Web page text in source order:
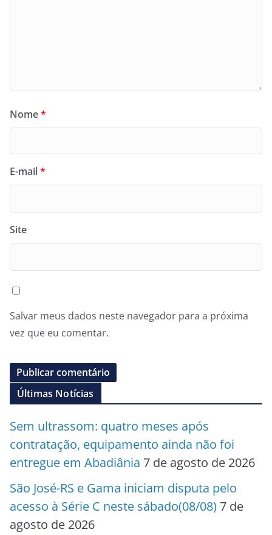
Nome*
E-mail*
Site
Salvar meus dados neste navegador para a próxima
vez que eu comentar.
Últimas Notícias
Sem ultrassom: quatro meses após
contratação, equipamento ainda não foi
entregue em Abadiânia 7 de agosto de 2026
São José-RS e Gama iniciam disputa pelo
acesso à Série C neste sábado(08/08) 7 de
agosto de 2026